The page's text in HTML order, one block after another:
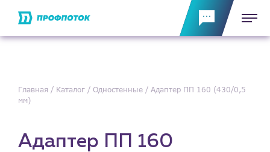
Главная Каталог Одностенные
Адаптер ПП 160 (430/0,5
мм)
Адаптер ПП 160